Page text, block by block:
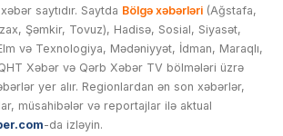
saytıdır. Saytda Bölgə xəbərləri (Ağstafa,
Şəmkir, Tovuz), Hadisə, Sosial, Siyasət,
və Texnologiya, Mədəniyyət, İdman, Maraqlı,
Xəbər və Qərb Xəbər TV bölmələri üzrə
yer alır. Regionlardan ən son xəbərlər,
müsahibələr və reportajlar ilə aktual
-da izləyin.